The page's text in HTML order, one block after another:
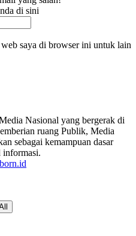
di sini
saya di browser ini untuk lain
Nasional yang bergerak di
ruang Publik, Media
sebagai kemampuan dasar